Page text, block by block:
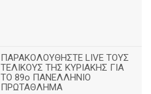
ΠΑΡΑΚΟΛΟΥΘΗΣΤΕ LIVE ΤΟΥΣ
ΤΕΛΙΚΟΥΣ ΤΗΣ ΚΥΡΙΑΚΗΣ ΓΙΑ
ΤΟ 89ο ΠΑΝΕΛΛΗΝΙΟ
ΠΡΩΤΑΘΛΗΜΑ